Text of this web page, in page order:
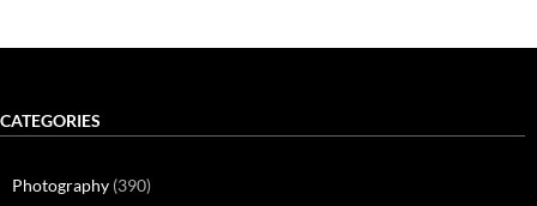
CATEGORIES
Photography (390)